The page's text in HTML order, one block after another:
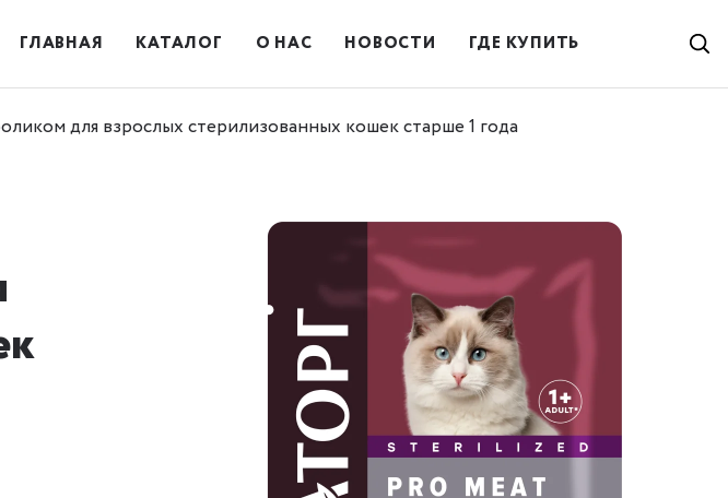
ГЛАВНАЯ КАТАЛОГ О НАС НОВОСТИ ГДЕ КУПИТЬ
для взрослых стерилизованных кошек старше 1 года